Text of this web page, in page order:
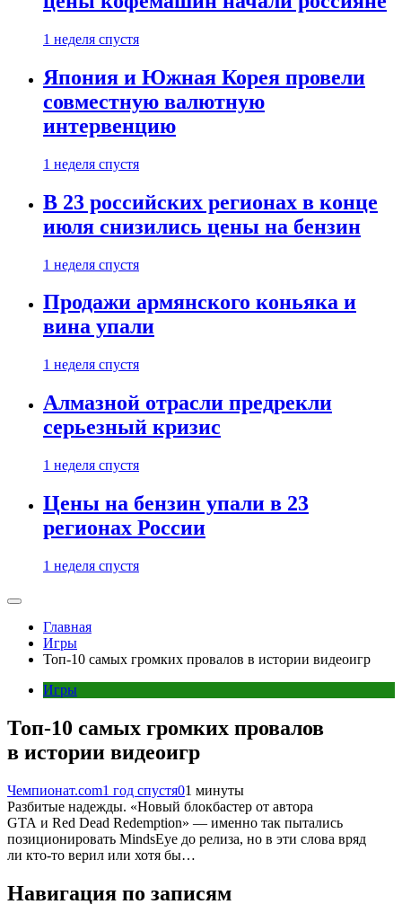
1 неделя спустя
Япония и Южная Корея провели
совместную валютную
интервенцию
1 неделя спустя
В 23 российских регионах в конце
июля снизились цены на бензин
1 неделя спустя
Продажи армянского коньяка и
вина упали
1 неделя спустя
Алмазной отрасли предрекли
серьезный кризис
1 неделя спустя
Цены на бензин упали в 23
регионах России
1 неделя спустя
Главная
Игры
Топ-10 самых громких провалов в истории видеоигр
Игры
Топ-10 самых громких провалов
в истории видеоигр
Чемпионат.com1 год спустя01 минуты
Разбитые надежды. «Новый блокбастер от автора
GTA и Red Dead Redemption» — именно так пытались
позиционировать MindsEye до релиза, но в эти слова вряд
ли кто-то верил или хотя бы…
Навигация по записям